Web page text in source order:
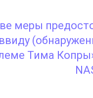
меры
Тима